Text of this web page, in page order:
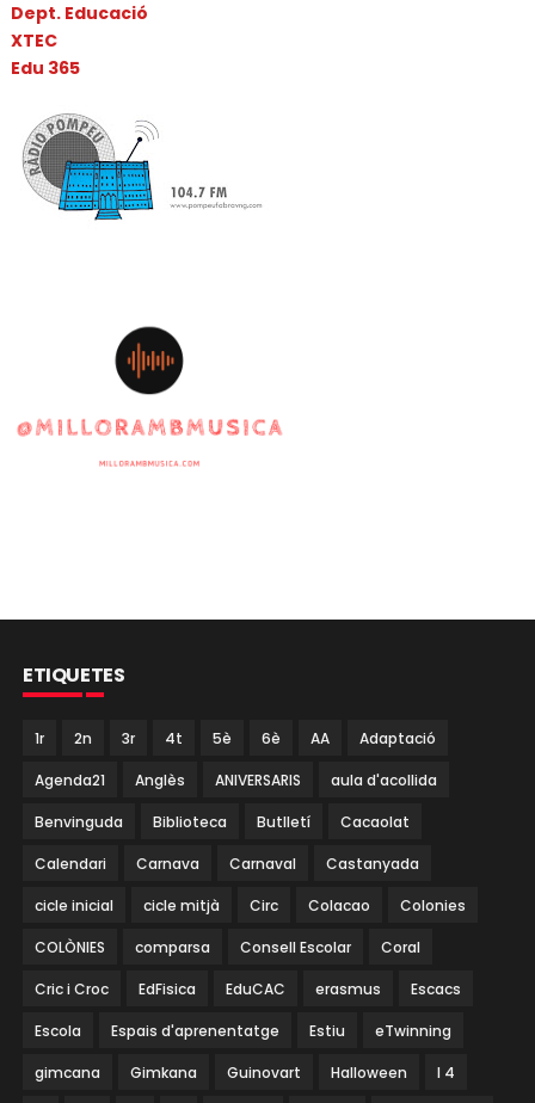
Dept. Educació
XTEC
Edu 365
ETIQUETES
1r 2n 3r 4t 5è 6è AA Adaptació
Agenda21 Anglès ANIVERSARIS aula d'acollida
Benvinguda Biblioteca Butlletí Cacaolat
Calendari Carnava Carnaval Castanyada
cicle inicial cicle mitjà Circ Colacao Colonies
COLÒNIES comparsa Consell Escolar Coral
Cric i Croc EdFisica EduCAC erasmus Escacs
Escola Espais d'aprenentatge Estiu eTwinning
gimcana Gimkana Guinovart Halloween I 4